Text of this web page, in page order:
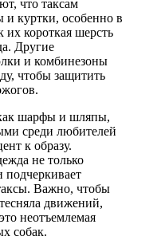
что таксам
и куртки, особенно в
их короткая шерсть
Другие
и комбинезоны
чтобы защитить
шарфы и шляпы,
среди любителей
к образу.
не только
Важно, чтобы
движений,
неотъемлемая
собак.